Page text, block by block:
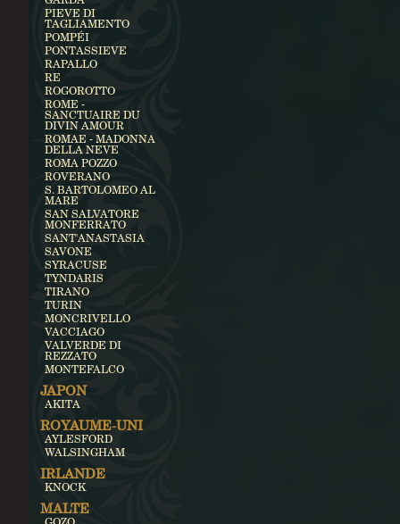
PIEVE DI
TAGLIAMENTO
POMPÉI
PONTASSIEVE
RAPALLO
RE
ROGOROTTO
ROME -
SANCTUAIRE DU
DIVIN AMOUR
ROMAE - MADONNA
DELLA NEVE
ROMA POZZO
ROVERANO
S. BARTOLOMEO AL
MARE
SAN SALVATORE
MONFERRATO
SANT'ANASTASIA
SAVONE
SYRACUSE
TYNDARIS
TIRANO
TURIN
MONCRIVELLO
VACCIAGO
VALVERDE DI
REZZATO
MONTEFALCO
JAPON
AKITA
ROYAUME-UNI
AYLESFORD
WALSINGHAM
IRLANDE
KNOCK
MALTE